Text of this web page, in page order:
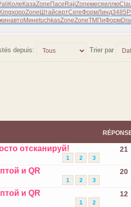
Коле КазаZone Пасе RajiZoneмесяиллю
хороZone ШтайсертСегеФормЛинд3485
авто МинеtuchkasZoneZoneТМПиФорм
depuis: Trier par
отсканируй!
1 2 3
21
и QR
1 2 3
20
и QR
1 2
12